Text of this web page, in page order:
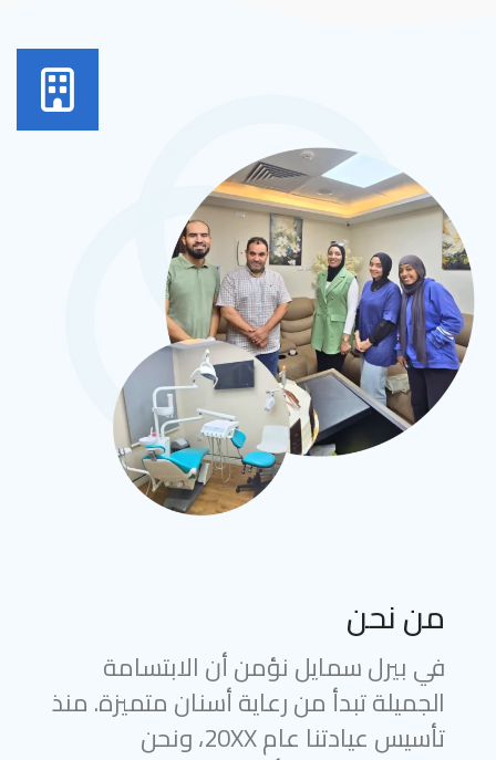
من نحن
في بيرل سمايل نؤمن أن الابتسامة
الجميلة تبدأ من رعاية أسنان متميزة. منذ
تأسيس عيادتنا عام 20XX، ونحن